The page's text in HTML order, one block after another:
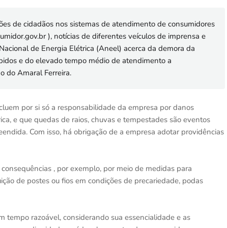
de cidadãos nos sistemas de atendimento de consumidores
), notícias de diferentes veículos de imprensa e
de Energia Elétrica (Aneel) acerca da demora da
e do elevado tempo médio de atendimento a
do Amaral Ferreira.
por si só a responsabilidade da empresa por danos
e que quedas de raios, chuvas e tempestades são eventos
Com isso, há obrigação de a empresa adotar providências
, por exemplo, por meio de medidas para
de postes ou fios em condições de precariedade, podas
tempo razoável, considerando sua essencialidade e as